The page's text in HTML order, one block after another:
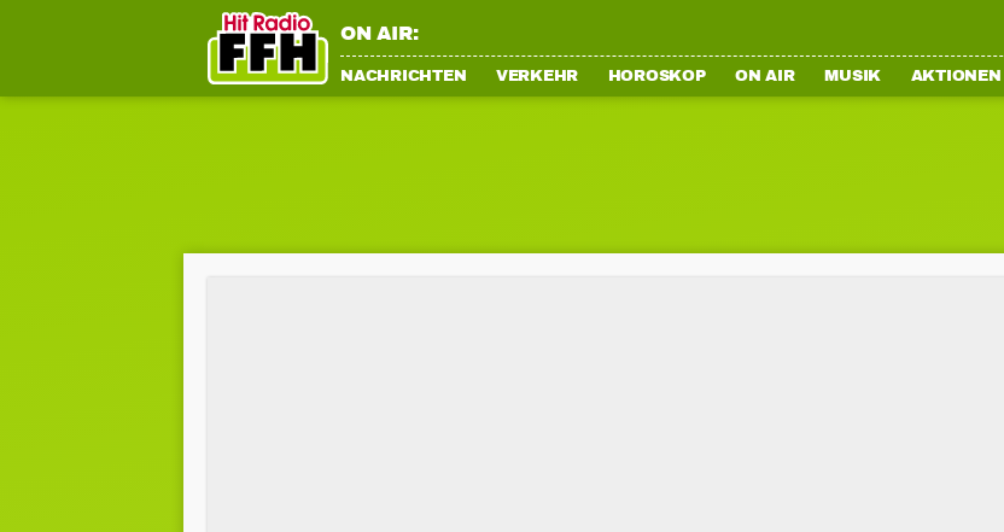
ON AIR:
NACHRICHTEN VERKEHR HOROSKOP ON AIR MUSIK AKTIONEN